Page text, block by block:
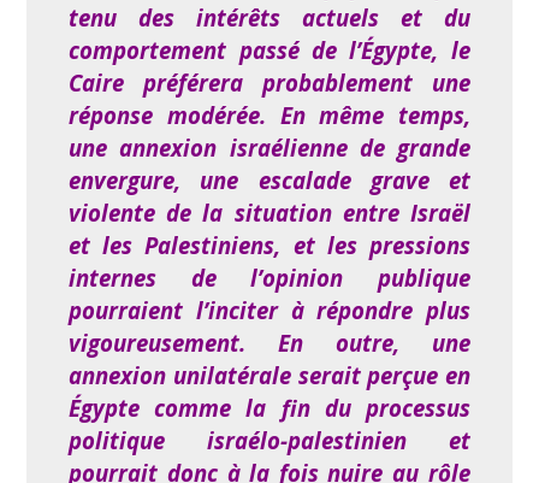
tenu des intérêts actuels et du
comportement passé de l’Égypte, le
Caire préférera probablement une
réponse modérée. En même temps,
une annexion israélienne de grande
envergure, une escalade grave et
violente de la situation entre Israël
et les Palestiniens, et les pressions
internes de l’opinion publique
pourraient l’inciter à répondre plus
vigoureusement. En outre, une
annexion unilatérale serait perçue en
Égypte comme la fin du processus
politique israélo-palestinien et
pourrait donc à la fois nuire au rôle